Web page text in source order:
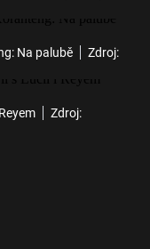
Na palubě
Zdroj:
Zdroj: